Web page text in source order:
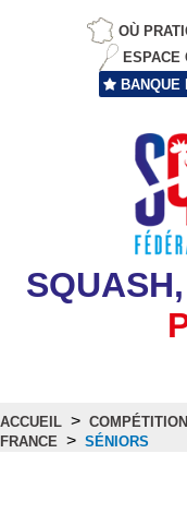
OÙ
ESPACE
BANQUE
SQUASH,
ACCUEIL > COMPÉTITION
FRANCE > SÉNIORS